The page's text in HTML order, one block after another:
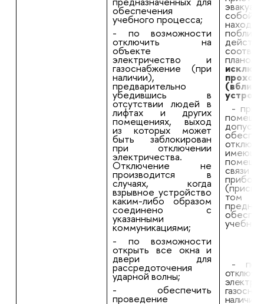
обеспечения
учебного процесса;
- по возможности
отключить на
объекте
электричество и
газоснабжение (при
наличии),
предварительно
убедившись в
отсутствии людей в
лифтах и других
помещениях, выход
из которых может
быть заблокирован
при отключении
электричества.
Отключение не
производится в
случаях, когда
взрывное устройство
каким-либо образом
соединено с
указанными
коммуникациями;
- по возможности
открыть все окна и
двери для
рассредоточения
ударной волны;
- обеспечить
проведение
собой
- при
том
- по